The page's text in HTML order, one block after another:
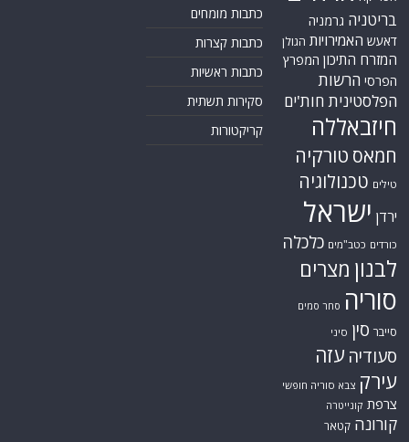
בריטניה גרמניה
דאעש האמירויות הגולן
המזרח התיכון המפרץ
הפרסי הרשות
הפלסטינית חות'ים
חיזבאללה
חמאס טורקיה
טילים טכנולוגיה
ירדן ישראל
כורדים כטב"מים כלכלה
לבנון מצרים
סוריה סחר סמים
סייבר סין סיני
סעודיה עזה
עירק צבא סוריה חופשי
צרפת קונייטרה
קורונה קטאר
כתבות מומחים
כתבות קצרות
כתבות ראשיות
סקירות תשתית
קריקטורות